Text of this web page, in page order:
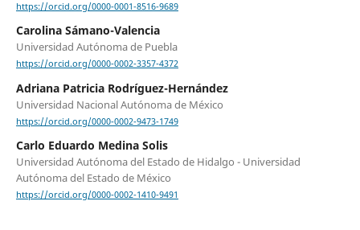
https://orcid.org/0000-0001-8516-9689
Carolina Sámano-Valencia
Universidad Autónoma de Puebla
https://orcid.org/0000-0002-3357-4372
Adriana Patricia Rodríguez-Hernández
Universidad Nacional Autónoma de México
https://orcid.org/0000-0002-9473-1749
Carlo Eduardo Medina Solis
Universidad Autónoma del Estado de Hidalgo - Universidad
Autónoma del Estado de México
https://orcid.org/0000-0002-1410-9491